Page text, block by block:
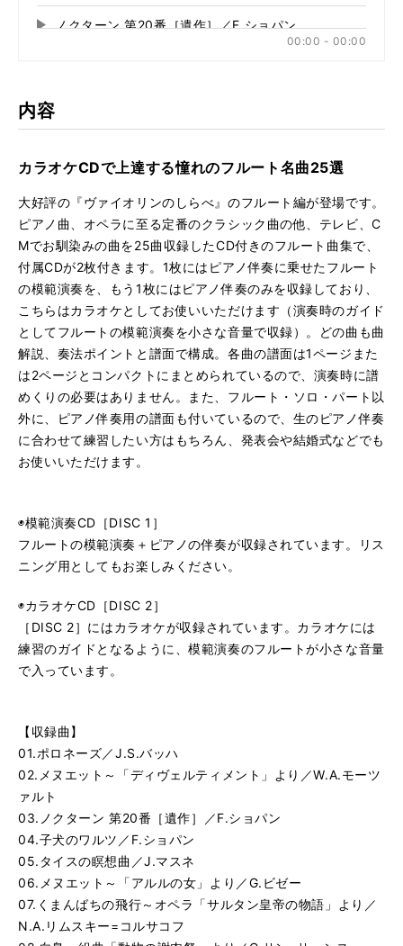
る
生
す
再
ノクターン 第20番［遺作］／F.ショパン
す
る
再
生
る
生
す
る
再
生
す
くまんばちの飛行〜オペラ「サルタン皇帝の物語」より
再
す
る
白鳥〜組曲「動物の謝肉祭」より／C.サン=サーンス
再
生
す
る
ユーモレスク／A.ドヴォルザーク
再
生
す
る
シチリアーノ／G.フォーレ
再
生
す
夢のあとに／G.フォーレ
再
す
る
愛の挨拶／E.エルガー
再
生
す
る
私のお父さん〜オペラ「ジャンニ・スキッキ」より／G.プ
再
生
誰も寝てはならぬ〜オペラ「トゥーランドット」より／G.
す
る
再
生
す
る
ジュ・トゥ・ヴ／E.サティ
生
る
チャルダッシュ／V.モンティ
生
す
る
再
生
す
亡き王女のためのパヴァーヌ／M.ラヴェル
再
る
イパネマの娘／アントニオ・カルロス・ジョビン
生
す
再
す
る
早春賦／中田 章
再
生
す
る
さとうきび畑／寺島尚彦
再
生
す
る
涙そうそう／BEGIN
再
生
す
る
千の風になって／秋川雅史
00:00 - 00:00
内容
カラオケCDで上達する憧れのフルート名曲25選
大好評の『ヴァイオリンのしらべ』のフルート編が登場です。
ピアノ曲、オペラに至る定番のクラシック曲の他、テレビ、C
Mでお馴染みの曲を25曲収録したCD付きのフルート曲集で、
付属CDが2枚付きます。1枚にはピアノ伴奏に乗せたフルート
の模範演奏を、もう1枚にはピアノ伴奏のみを収録しており、
こちらはカラオケとしてお使いいただけます（演奏時のガイド
としてフルートの模範演奏を小さな音量で収録）。どの曲も曲
解説、奏法ポイントと譜面で構成。各曲の譜面は1ページまた
は2ページとコンパクトにまとめられているので、演奏時に譜
めくりの必要はありません。また、フルート・ソロ・パート以
外に、ピアノ伴奏用の譜面も付いているので、生のピアノ伴奏
に合わせて練習したい方はもちろん、発表会や結婚式などでも
お使いいただけます。
◉模範演奏CD［DISC 1］
フルートの模範演奏＋ピアノの伴奏が収録されています。リス
ニング用としてもお楽しみください。
◉カラオケCD［DISC 2］
［DISC 2］にはカラオケが収録されています。カラオケには
練習のガイドとなるように、模範演奏のフルートが小さな音量
で入っています。
【収録曲】
01.ポロネーズ／J.S.バッハ
02.メヌエット～「ディヴェルティメント」より／W.A.モーツ
ァルト
03.ノクターン 第20番［遺作］／F.ショパン
04.子犬のワルツ／F.ショパン
05.タイスの瞑想曲／J.マスネ
06.メヌエット～「アルルの女」より／G.ビゼー
07.くまんばちの飛行～オペラ「サルタン皇帝の物語」より／
N.A.リムスキー=コルサコフ